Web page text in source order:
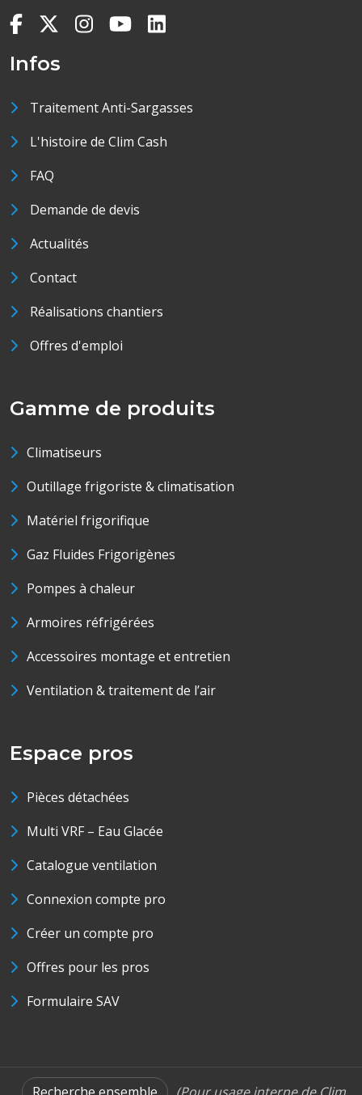
Infos
Traitement Anti-Sargasses
L'histoire de Clim Cash
FAQ
Demande de devis
Actualités
Contact
Réalisations chantiers
Offres d'emploi
Gamme de produits
Climatiseurs
Outillage frigoriste & climatisation
Matériel frigorifique
Gaz Fluides Frigorigènes
Pompes à chaleur
Armoires réfrigérées
Accessoires montage et entretien
Ventilation & traitement de l’air
Espace pros
Pièces détachées
Multi VRF – Eau Glacée
Catalogue ventilation
Connexion compte pro
Créer un compte pro
Offres pour les pros
Formulaire SAV